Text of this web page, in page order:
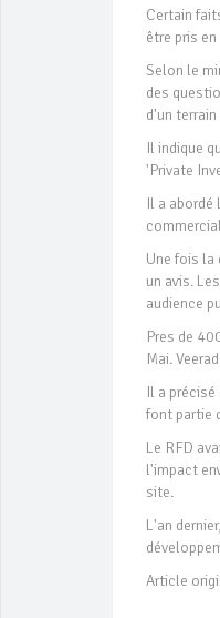
Certain
être pris
Selon le
des
d'un
Il indique
'Private
Il a abordé
Une fois la
un avis.
audience
Pres de
Mai.
Il a
font partie
Le RFD
l'impact
site.
L'an
Article